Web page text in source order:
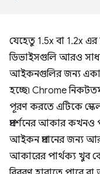
যেহেতু 1.5x বা 1.2x
ডিভাইসগুলি আরও
আইকনগুলির জন্য
হচ্ছে৷ Chrome
পূরণ করতে এটিকে
প্রদর্শনের আকার কখনও
আইকন প্রদানের জন্য
আকারের পার্থক্য খুব